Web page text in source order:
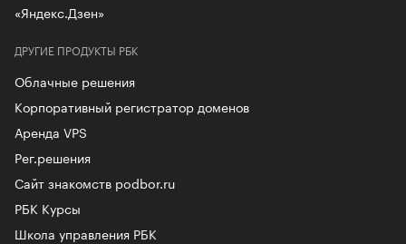
ДРУГИЕ ПРОДУКТЫ РБК
Облачные решения
Корпоративный регистратор доменов
Аренда VPS
Рег.решения
Сайт знакомств podbor.ru
РБК Курсы
Школа управления РБК
«Яндекс.Дзен»